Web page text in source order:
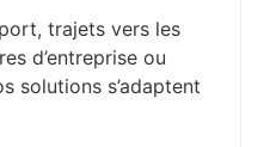
trajets vers les
d’entreprise ou
solutions s’adaptent